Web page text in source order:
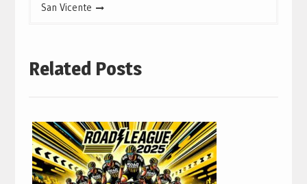
San Vicente
Related Posts